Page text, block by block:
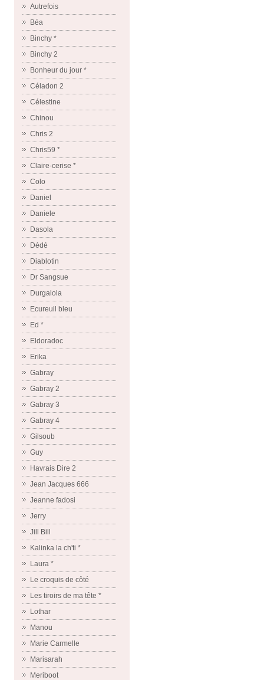
Autrefois
Béa
Binchy *
Binchy 2
Bonheur du jour *
Céladon 2
Célestine
Chinou
Chris 2
Chris59 *
Claire-cerise *
Colo
Daniel
Daniele
Dasola
Dédé
Diablotin
Dr Sangsue
Durgalola
Ecureuil bleu
Ed *
Eldoradoc
Erika
Gabray
Gabray 2
Gabray 3
Gabray 4
Gilsoub
Guy
Havrais Dire 2
Jean Jacques 666
Jeanne fadosi
Jerry
Jill Bill
Kalinka la ch'ti *
Laura *
Le croquis de côté
Les tiroirs de ma tête *
Lothar
Manou
Marie Carmelle
Marisarah
Meriboot